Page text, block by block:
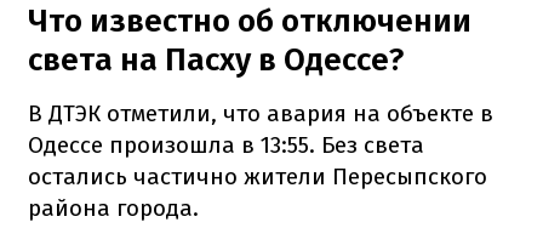
Что известно об отключении
света на Пасху в Одессе?
В ДТЭК отметили, что авария на объекте в
Одессе произошла в 13:55. Без света
остались частично жители Пересыпского
района города.